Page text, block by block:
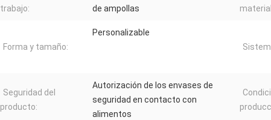
trabajo:
de ampollas
Forma y tamaño:
Personalizable
Seguridad del
producto:
Autorización de los envases de
seguridad en contacto con
alimentos